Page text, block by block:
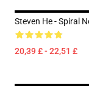
Steven He - Spiral
20,39 £ - 22,51 £